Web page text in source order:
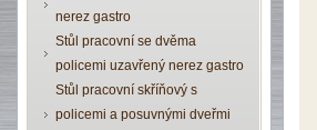
nerez gastro
Stůl pracovní se dvěma
policemi uzavřený nerez gastro
Stůl pracovní skříňový s
policemi a posuvnými dveřmi